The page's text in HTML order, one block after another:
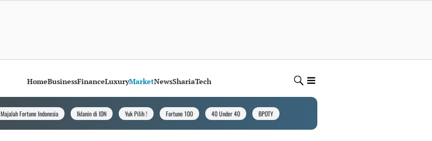
HomeBusinessFinanceLuxuryMarketNewsShariaTech
Majalah Fortune Indonesia Iklanin di IDN Yuk Pilih ! Fortune 100 40 Under 40 BPOTY